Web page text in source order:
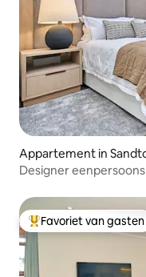
Appartement in
Designer
Topfavoriet van
Favoriet van gasten